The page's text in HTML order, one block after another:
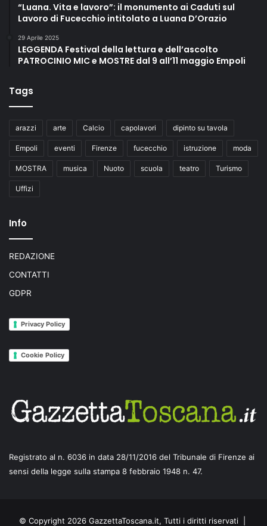
“Luana. Vita e lavoro”: il monumento ai Caduti sul
Lavoro di Fucecchio intitolato a Luana D’Orazio
29 Aprile 2025
LEGGENDA Festival della lettura e dell’ascolto
PATROCINIO MIC e MOSTRE dal 9 all’11 maggio Empoli
Tags
arazzi arte Calcio capolavori dipinto su tavola
Empoli eventi Firenze fucecchio istruzione moda
MOSTRA musica Nuoto scuola teatro Turismo
Uffizi
Info
REDAZIONE
CONTATTI
GDPR
Privacy Policy
Cookie Policy
Registrato al n. 6036 in data 28/11/2016 del Tribunale di Firenze ai
sensi della legge sulla stampa 8 febbraio 1948 n. 47.
© Copyright 2026 GazzettaToscana.it, Tutti i diritti riservati |